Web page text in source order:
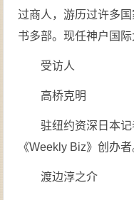
过商人，游历过许多
书多部。现任神户国
受访人
高桥克明
驻纽约资深日本
《Weekly Biz》创办者
渡边淳之介